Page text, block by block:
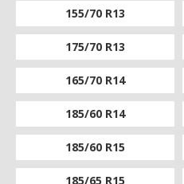
155/70 R13
175/70 R13
165/70 R14
185/60 R14
185/60 R15
185/65 R15